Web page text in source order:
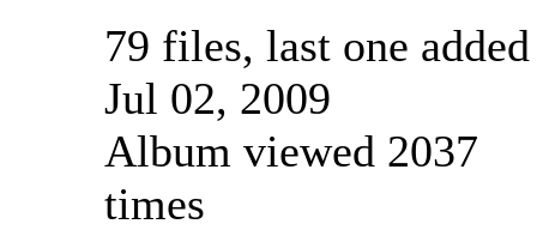
79 files, last one
Jul 02, 2009
Album viewed 2037
times